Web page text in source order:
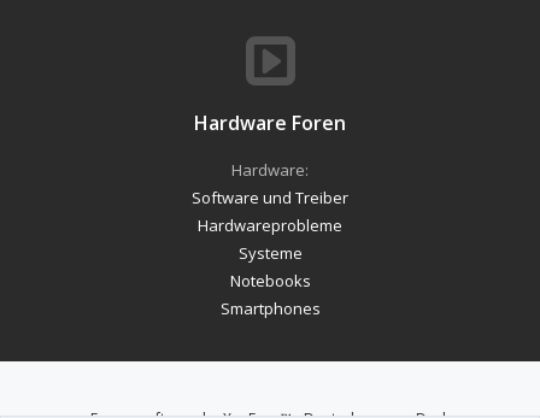
Hardware Foren
Hardware:
Software und Treiber
Hardwareprobleme
Systeme
Notebooks
Smartphones